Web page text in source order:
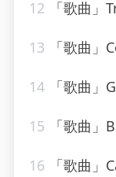
12 「歌曲」
13 「歌曲」
14 「歌曲
15 「歌曲
16 「歌曲